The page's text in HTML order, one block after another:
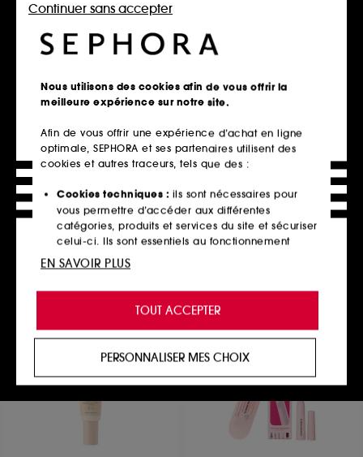
YVES SAINT LAURENT
All Hours Hyper Luminize –
Highlighter
597
62,00€
4 teintes disponibles
YVES SAINT LAURENT
All Hours Hyper Finish
384
À partir de69,00€
9 teintes disponibles
Nous utilisons des cookies afin de vous offrir la
meilleure expérience sur notre site.
Afin de vous offrir une expérience d’achat en ligne
optimale, SEPHORA et ses partenaires utilisent des
cookies et autres traceurs, tels que des :
Cookies techniques : ils sont nécessaires pour
vous permettre d’accéder aux différentes
catégories, produits et services du site et sécuriser
celui-ci. Ils sont essentiels au fonctionnement
technique du site et ne peuvent être désactivés.
de vous offrir une expérience enrichie et
personnalisée en vous recommandant des
produits, des services et des contenus qui
proposer des offres promotionnelles adaptées à
votre profil.
Cookies réseaux sociaux et publicité :
ils sont
utilisés pour vous présenter du contenu susceptible
de vous plaire via des publicités, y compris sur des
TOUT ACCEPTER
Continuer sans accepter
PERSONNALISER MES CHOIX
EN SAVOIR PLUS